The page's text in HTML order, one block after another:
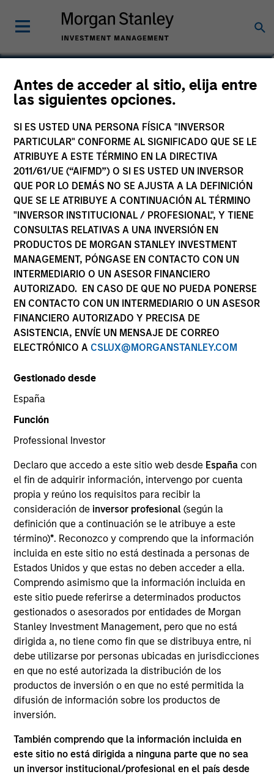
Antes de acceder al sitio, elija entre
las siguientes opciones.
SI ES USTED UNA PERSONA FÍSICA "INVERSOR
PARTICULAR" CONFORME AL SIGNIFICADO QUE SE LE
ATRIBUYE A ESTE TÉRMINO EN LA DIRECTIVA
2011/61/UE (“AIFMD”) O SI ES USTED UN INVERSOR
QUE POR LO DEMÁS NO SE AJUSTA A LA DEFINICIÓN
QUE SE LE ATRIBUYE A CONTINUACIÓN AL TÉRMINO
"INVERSOR INSTITUCIONAL / PROFESIONAL", Y TIENE
CONSULTAS RELATIVAS A UNA INVERSIÓN EN
PRODUCTOS DE MORGAN STANLEY INVESTMENT
MANAGEMENT, PÓNGASE EN CONTACTO CON UN
INTERMEDIARIO O UN ASESOR FINANCIERO
AUTORIZADO. EN CASO DE QUE NO PUEDA PONERSE
EN CONTACTO CON UN INTERMEDIARIO O UN ASESOR
FINANCIERO AUTORIZADO Y PRECISA DE
ASISTENCIA, ENVÍE UN MENSAJE DE CORREO
ELECTRÓNICO A CSLUX@MORGANSTANLEY.COM
Gestionado desde
España
Función
Professional Investor
Declaro que accedo a este sitio web desde España con
el fin de adquirir información, intervengo por cuenta
propia y reúno los requisitos para recibir la
consideración de inversor profesional(según la
definición que a continuación se le atribuye a este
término)*. Reconozco y comprendo que la información
incluida en este sitio no está destinada a personas de
Estados Unidos y que estas no deben acceder a ella.
Comprendo asimismo que la información incluida en
este sitio puede referirse a determinados productos
gestionados o asesorados por entidades de Morgan
Stanley Investment Management, pero que no está
dirigida a, no tiene como fin que se distribuya entre, ni
debe utilizarse por personas ubicadas en jurisdicciones
en que no esté autorizada la distribución de los
productos de inversión o en que no esté permitida la
difusión de información sobre los productos de
inversión.
También comprendo que la información incluida en
este sitio no está dirigida a ninguna parte que no sea
un inversor institucional/profesional en el país desde
Matthew T. Buckley, CFA
Executive Director
YEARS OF INDUSTRY EXPERIENCE
EQUIPO
Mortgage & Securitized Team
Matthew Buckley is a portfolio manager and trader
on the Mortgage and Securitized team. Matthew
joined Eaton Vance in 2005. Morgan Stanley
acquired Eaton Vance in March 2021. Matthew
started in the investment industry in 1998. His
previous experience includes affiliations with
Standard & Poor’s, Citizen’s Bank, and Woodcliff
Company, a boutique ABS investment bank.
Matthew earned a B.A. in economics from the
College of the Holy Cross and an M.B.A. in finance
from Babson College’s F.W. Olin Graduate School of
Business. He holds the Chartered Financial Analyst
designation.
Mortgage & Securitized Team